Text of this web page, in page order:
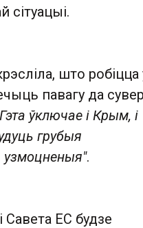
сітуацыі.
што робіцца
павагу да
Гэта ўключае і Крым, і
грубыя
узмоцненыя".
ЕС будзе